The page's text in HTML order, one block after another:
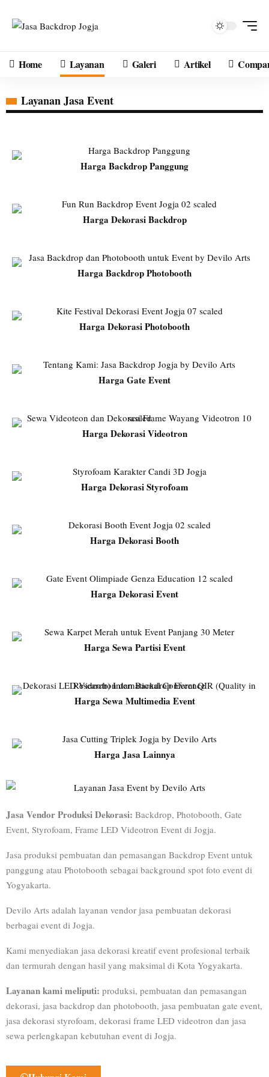
Home Layanan Galeri Artikel
Layanan Jasa Event
Harga Backdrop Panggung
Harga Dekorasi Backdrop
Harga Backdrop Photobooth
Harga Dekorasi Photobooth
Harga Gate Event
Harga Dekorasi Videotron
Harga Dekorasi Styrofoam
Harga Dekorasi Booth
Harga Dekorasi Event
Harga Sewa Partisi Event
Harga Sewa Multimedia Event
Harga Jasa Lainnya
Jasa Vendor Produksi Dekorasi: Backdrop, Photobooth, Gate
Event, Styrofoam, Frame LED Videotron Event di Jogja.
Jasa produksi pembuatan dan pemasangan Backdrop Event untuk
panggung atau Photobooth sebagai background spot foto event di
Yogyakarta.
Devilo Arts adalah layanan vendor jasa pembuatan dekorasi
berbagai event di Jogja.
Kami menyediakan jasa dekorasi kreatif event profesional terbaik
dan termurah dengan hasil yang maksimal di Kota Yogyakarta.
Layanan kami meliputi: produksi, pembuatan dan pemasangan
dekorasi, jasa backdrop dan photobooth, jasa pembuatan gate event,
jasa dekorasi styrofoam, dekorasi frame LED videotron dan jasa
sewa perlengkapan kebutuhan event di Jogja.